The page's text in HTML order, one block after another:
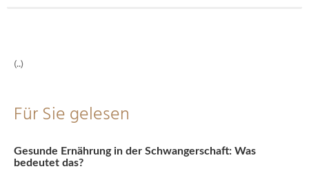
(..)
Für Sie gelesen
Gesunde Ernährung in der Schwangerschaft: Was
bedeutet das?